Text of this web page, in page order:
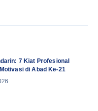
7 Kiat Profesional
di Abad Ke-21